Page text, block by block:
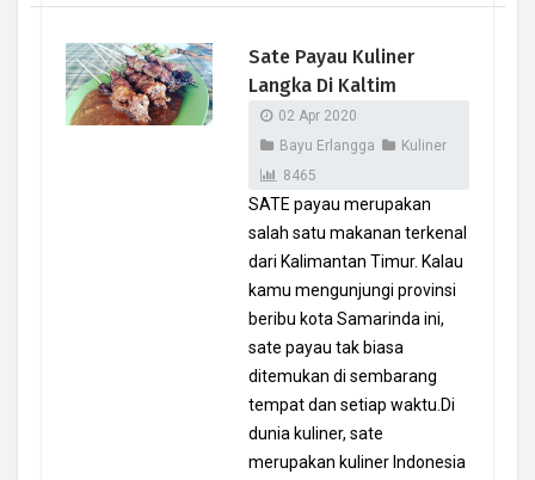
Sate Payau Kuliner
Langka Di Kaltim
02 Apr 2020
Bayu Erlangga
Kuliner
8465
SATE payau merupakan
salah satu makanan terkenal
dari Kalimantan Timur. Kalau
kamu mengunjungi provinsi
beribu kota Samarinda ini,
sate payau tak biasa
ditemukan di sembarang
tempat dan setiap waktu.Di
dunia kuliner, sate
merupakan kuliner Indonesia